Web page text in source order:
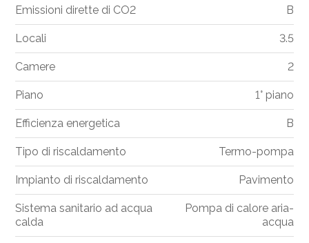
Emissioni dirette di CO2 B
Locali 3.5
Camere 2
Piano 1° piano
Efficienza energetica B
Tipo di riscaldamento Termo-pompa
Impianto di riscaldamento Pavimento
Sistema sanitario ad acqua
calda
Pompa di calore aria-
acqua